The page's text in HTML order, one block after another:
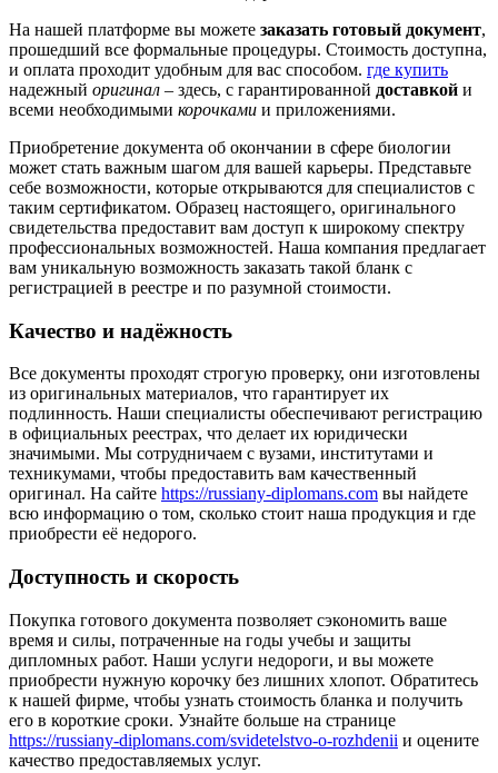
На нашей платформе вы можете заказать готовый документ,
прошедший все формальные процедуры. Стоимость доступна,
и оплата проходит удобным для вас способом. где купить
надежный оригинал – здесь, с гарантированной доставкой и
всеми необходимыми корочками и приложениями.
Приобретение документа об окончании в сфере биологии
может стать важным шагом для вашей карьеры. Представьте
себе возможности, которые открываются для специалистов с
таким сертификатом. Образец настоящего, оригинального
свидетельства предоставит вам доступ к широкому спектру
профессиональных возможностей. Наша компания предлагает
вам уникальную возможность заказать такой бланк с
регистрацией в реестре и по разумной стоимости.
Качество и надёжность
Все документы проходят строгую проверку, они изготовлены
из оригинальных материалов, что гарантирует их
подлинность. Наши специалисты обеспечивают регистрацию
в официальных реестрах, что делает их юридически
значимыми. Мы сотрудничаем с вузами, институтами и
техникумами, чтобы предоставить вам качественный
оригинал. На сайте https://russiany-diplomans.com вы найдете
всю информацию о том, сколько стоит наша продукция и где
приобрести её недорого.
Доступность и скорость
Покупка готового документа позволяет сэкономить ваше
время и силы, потраченные на годы учебы и защиты
дипломных работ. Наши услуги недороги, и вы можете
приобрести нужную корочку без лишних хлопот. Обратитесь
к нашей фирме, чтобы узнать стоимость бланка и получить
его в короткие сроки. Узнайте больше на странице
https://russiany-diplomans.com/svidetelstvo-o-rozhdenii и оцените
качество предоставляемых услуг.